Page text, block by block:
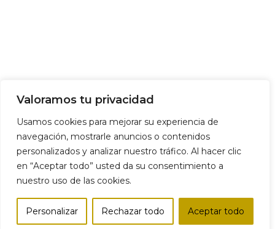
Valoramos tu privacidad
Usamos cookies para mejorar su experiencia de
navegación, mostrarle anuncios o contenidos
personalizados y analizar nuestro tráfico. Al hacer clic
en “Aceptar todo” usted da su consentimiento a
nuestro uso de las cookies.
Personalizar Rechazar todo Aceptar todo